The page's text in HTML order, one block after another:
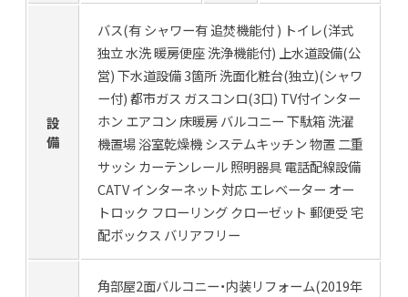
設
備
バス(有 シャワー有 追焚機能付 ) トイレ(洋式
独立 水洗 暖房便座 洗浄機能付) 上水道設備(公
営) 下水道設備 3箇所 洗面化粧台(独立)(シャワ
ー付) 都市ガス ガスコンロ(3口) TV付インター
ホン エアコン 床暖房 バルコニー 下駄箱 洗濯
機置場 浴室乾燥機 システムキッチン 物置 二重
サッシ カーテンレール 照明器具 電話配線設備
CATV インターネット対応 エレベーター オー
トロック フローリング クローゼット 郵便受 宅
配ボックス バリアフリー
角部屋2面バルコニー・内装リフォーム(2019年